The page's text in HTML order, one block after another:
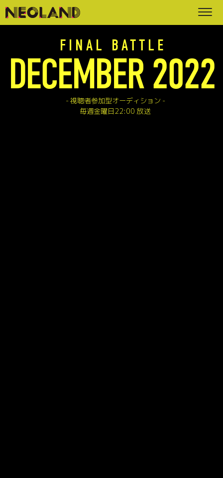
FINAL BATTLE
DECEMBER 2022
視聴者参加型オーディション
毎週金曜日22:00 放送